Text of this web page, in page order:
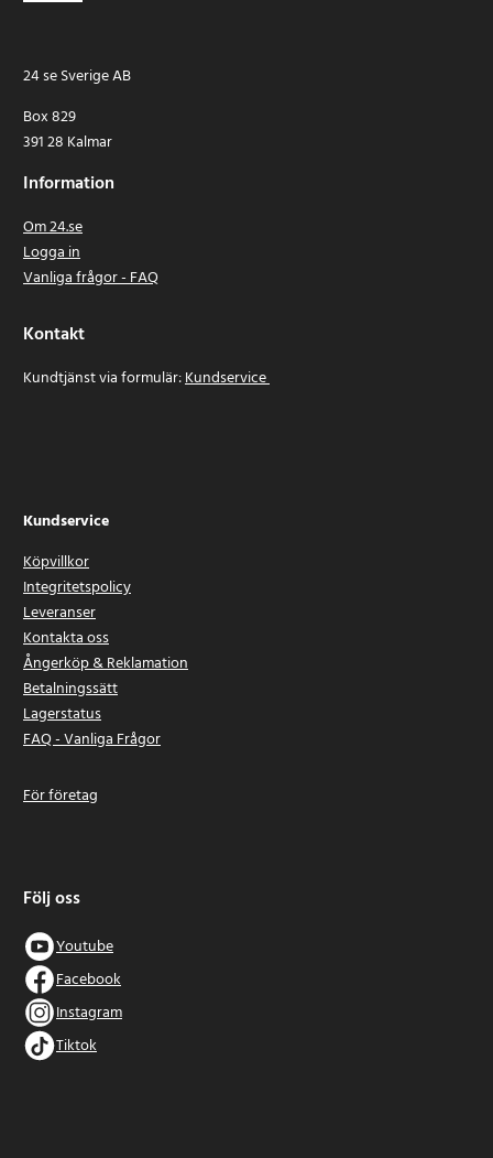
24 se Sverige AB
Box 829
391 28 Kalmar
Information
Om 24.se
Logga in
Vanliga frågor - FAQ
Kontakt
Kundtjänst via formulär:Kundservice
Kundservice
Köpvillkor
Integritetspolicy
Leveranser
Kontakta oss
Ångerköp & Reklamation
Betalningssätt
Lagerstatus
FAQ - Vanliga Frågor
För företag
Följ oss
Youtube
Facebook
Instagram
Tiktok